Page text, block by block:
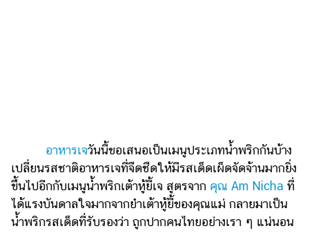
ช้อป
ปิ้ง
รถยนต์
อาหารเจวันนี้ขอเสนอเป็นเมนูประเภทน้ำพริกกันบ้าง
เปลี่ยนรสชาติอาหารเจที่จืดชืดให้มีรสเด็ดเผ็ดจัดจ้านมากยิ่ง
ขึ้นไปอีกกับเมนูน้ำพริกเต้าหู้ยี้เจ สูตรจาก คุณ Am Nicha ที่
ได้แรงบันดาลใจมากจากยำเต้าหู้ยี้ของคุณแม่ กลายมาเป็น
น้ำพริกรสเด็ดที่รับรองว่า ถูกปากคนไทยอย่างเรา ๆ แน่นอน